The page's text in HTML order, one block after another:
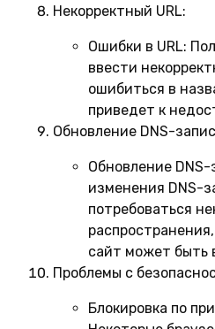
Некорректный URL:
Ошибки в URL:
ввести
ошибиться в
приведет к
Обновление DNS-
Обновление DNS-
изменения DNS-
потребоваться
сайт может быть
Проблемы с
Блокировка по